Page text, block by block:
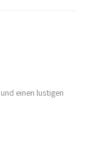
einen lustigen